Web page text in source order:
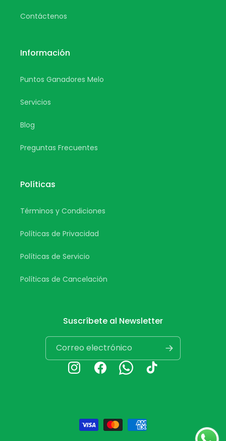
Contáctenos
Información
Puntos Ganadores Melo
Servicios
Blog
Preguntas Frecuentes
Políticas
Términos y Condiciones
Políticas de Privacidad
Políticas de Servicio
Políticas de Cancelación
Suscríbete al Newsletter
Correo electrónico
InstagramFacebookWhatsappTikTok
Formas
de